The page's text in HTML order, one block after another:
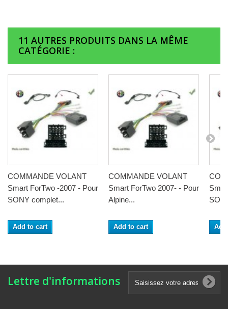
11 AUTRES PRODUITS DANS LA MÊME
CATÉGORIE :
COMMANDE VOLANT
Smart ForTwo -2007 - Pour
SONY complet...
Add to cart
COMMANDE VOLANT
Smart ForTwo 2007- - Pour
Alpine...
Add to cart
Lettre d'informations